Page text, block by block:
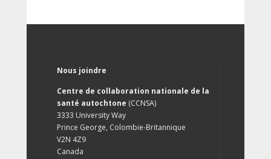
Nous joindre
Centre de collaboration nationale de la
santé autochtone (CCNSA)
3333 University Way
Prince George, Colombie-Britannique
V2N 4Z9
Canada